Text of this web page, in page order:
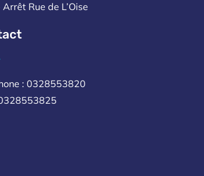
Arrêt Rue de L’Oise
: 0328553820